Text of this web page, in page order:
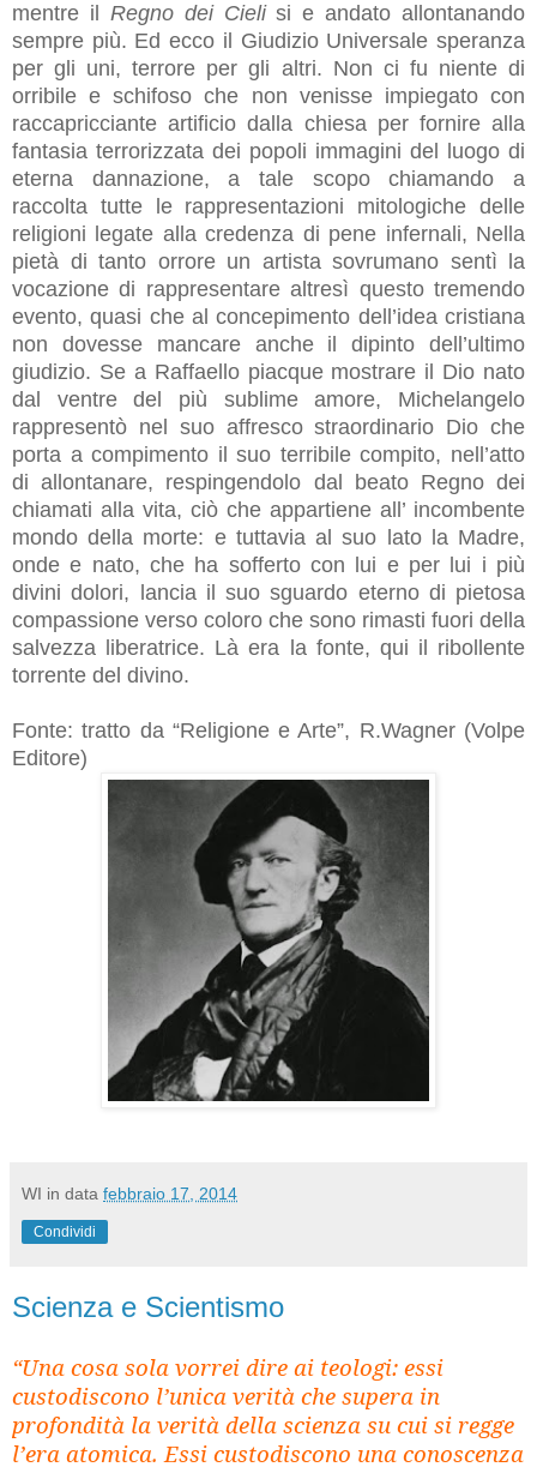
mentre il Regno dei Cielisi e andato allontanando
sempre più. Ed ecco il Giudizio Universale speranza
per gli uni, terrore per gli altri. Non ci fu niente di
orribile e schifoso che non venisse impiegato con
raccapricciante artificio dalla chiesa per fornire alla
fantasia terrorizzata dei popoli immagini del luogo di
eterna dannazione, a tale scopo chiamando a
raccolta tutte le rappresentazioni mitologiche delle
religioni legate alla credenza di pene infernali, Nella
pietà di tanto orrore un artista sovrumano sentì la
vocazione di rappresentare altresì questo tremendo
evento, quasi che al concepimento dell’idea cristiana
non dovesse mancare anche il dipinto dell’ultimo
giudizio. Se a Raffaello piacque mostrare il Dio nato
dal ventre del più sublime amore, Michelangelo
rappresentò nel suo affresco straordinario Dio che
porta a compimento il suo terribile compito, nell’atto
di allontanare, respingendolo dal beato Regno dei
chiamati alla vita, ciò che appartiene all’ incombente
mondo della morte: e tuttavia al suo lato la Madre,
onde e nato, che ha sofferto con lui e per lui i più
divini dolori, lancia il suo sguardo eterno di pietosa
compassione verso coloro che sono rimasti fuori della
salvezza liberatrice. Là era la fonte, qui il ribollente
torrente del divino.
Fonte: tratto da “Religione e Arte”, R.Wagner (Volpe
Editore)
WI in data febbraio 17, 2014
Condividi
Scienza e Scientismo
“Una cosa sola vorrei dire ai teologi: essi
custodiscono l’unica verità che supera in
profondità la verità della scienza su cui si regge
l’era atomica. Essi custodiscono una conoscenza